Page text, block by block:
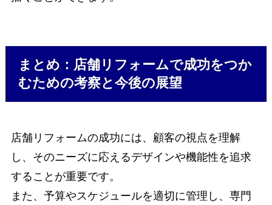
まとめ：店舗リフォームで成功をつか
むための考察と今後の展望
店舗リフォームの成功には、顧客の視点を理解
し、そのニーズに応えるデザインや機能性を追求
することが重要です。
また、予算やスケジュールを適切に管理し、専門